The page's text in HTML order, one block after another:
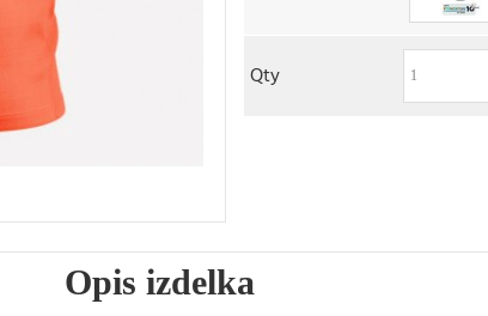
Qty
Opis izdelka